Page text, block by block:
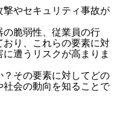
やセキュリティ事故が
脆弱性、従業員の行
り、これらの要素に対
遭うリスクが高まりま
？その要素に対してどの
社会の動向を知ることで